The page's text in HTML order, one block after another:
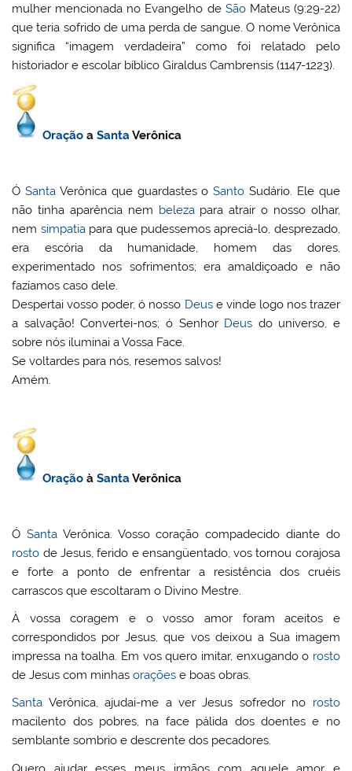
mulher mencionada no Evangelho de SãoMateus (9:29-22)
que teria sofrido de uma perda de sangue. O nome Verônica
significa “imagem verdadeira” como foi relatado pelo
historiador e escolar bíblico Giraldus Cambrensis (1147-1223).
Oração aSantaVerônica
ÓSanta Verônica que guardastes oSanto Sudário. Ele que
não tinha aparência nem belezapara atrair o nosso olhar,
nem simpatiapara que pudessemos apreciá-lo, desprezado,
era escória da humanidade, homem das dores,
experimentado nos sofrimentos; era amaldiçoado e não
fazíamos caso dele.
Despertai vosso poder, ó nosso Deuse vinde logo nos trazer
a salvação! Convertei-nos; ó Senhor Deus do universo, e
sobre nós iluminai a Vossa Face.
Se voltardes para nós, resemos salvos!
Amém.
Oração àSantaVerônica
Ó Santa Verônica. Vosso coração compadecido diante do
rosto de Jesus, ferido e ensangüentado, vos tornou corajosa
e forte a ponto de enfrentar a resistência dos cruéis
carrascos que escoltaram o Divino Mestre.
À vossa coragem e o vosso amor foram aceitos e
correspondidos por Jesus, que vos deixou a Sua imagem
impressa na toalha. Em vos quero imitar, enxugando o rosto
de Jesus com minhasorações e boas obras.
Santa Verônica, ajudai-me a ver Jesus sofredor no rosto
macilento dos pobres, na face pálida dos doentes e no
semblante sombrio e descrente dos pecadores.